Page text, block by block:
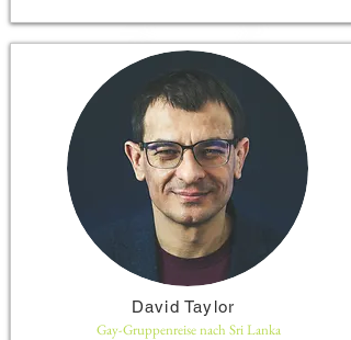
David Taylor
Gay-Gruppenreise nach Sri Lanka